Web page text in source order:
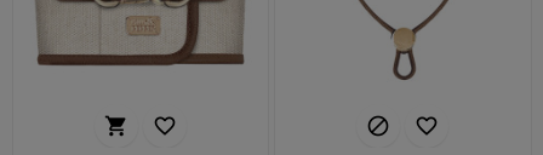
   